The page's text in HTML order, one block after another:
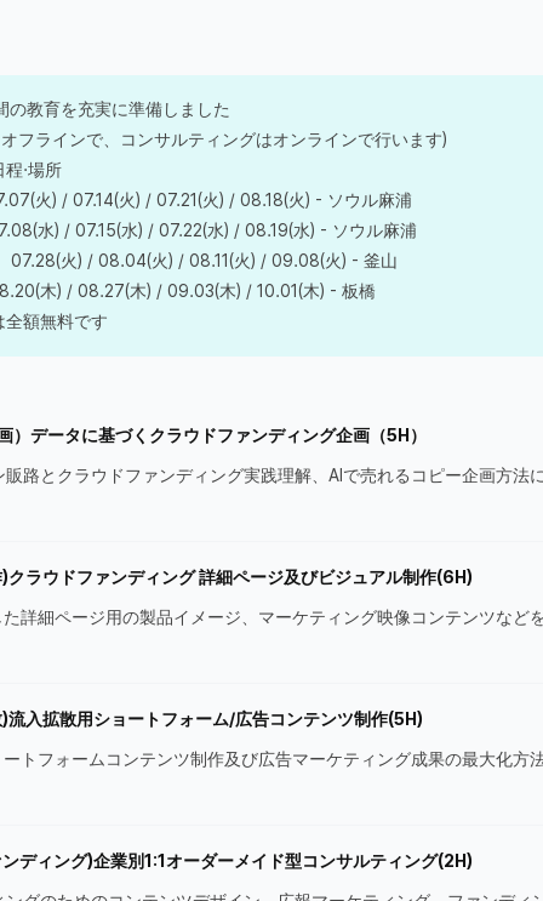
の教育を充実に準備しました
ラインで、コンサルティングはオンラインで行います)
·場所
火) / 07.14(火) / 07.21(火) / 08.18(火) - ソウル麻浦
水) / 07.15(水) / 07.22(水) / 08.19(水) - ソウル麻浦
火) / 08.04(火) / 08.11(火) / 09.08(火) - 釜山
木) / 08.27(木) / 09.03(木) / 10.01(木) - 板橋
全額無料です
）データに基づくクラウドファンディング企画（5H）
販路とクラウドファンディング実践理解、AIで売れるコピー企画方法
クラウドファンディング 詳細ページ及びビジュアル制作(6H)
た詳細ページ用の製品イメージ、マーケティング映像コンテンツなど
流入拡散用ショートフォーム/広告コンテンツ制作(5H)
ートフォームコンテンツ制作及び広告マーケティング成果の最大化方
ディング)企業別1:1オーダーメイド型コンサルティング(2H)